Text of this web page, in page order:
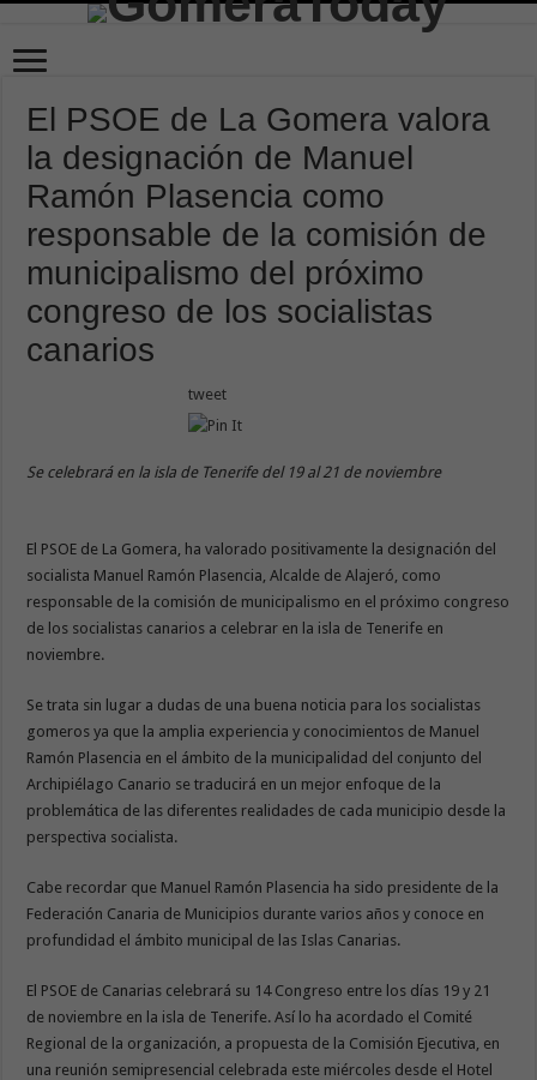
El PSOE de La Gomera valora
la designación de Manuel
Ramón Plasencia como
responsable de la comisión de
municipalismo del próximo
congreso de los socialistas
canarios
tweet
Se celebrará en la isla de Tenerife del 19 al 21 de noviembre
El PSOE de La Gomera, ha valorado positivamente la designación del
socialista Manuel Ramón Plasencia, Alcalde de Alajeró, como
responsable de la comisión de municipalismo en el próximo congreso
de los socialistas canarios a celebrar en la isla de Tenerife en
noviembre.
Se trata sin lugar a dudas de una buena noticia para los socialistas
gomeros ya que la amplia experiencia y conocimientos de Manuel
Ramón Plasencia en el ámbito de la municipalidad del conjunto del
Archipiélago Canario se traducirá en un mejor enfoque de la
problemática de las diferentes realidades de cada municipio desde la
perspectiva socialista.
Cabe recordar que Manuel Ramón Plasencia ha sido presidente de la
Federación Canaria de Municipios durante varios años y conoce en
profundidad el ámbito municipal de las Islas Canarias.
El PSOE de Canarias celebrará su 14 Congreso entre los días 19 y 21
de noviembre en la isla de Tenerife. Así lo ha acordado el Comité
Regional de la organización, a propuesta de la Comisión Ejecutiva, en
una reunión semipresencial celebrada este miércoles desde el Hotel